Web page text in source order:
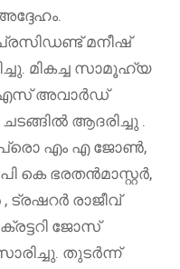
മനീഷ്
മികച്ച സാമൂഹ്യ
അവാർഡ്
ആദരിച്ചു .
പ്രൊ എം എ ജോൺ,
കെ ഭരതൻമാസ്റ്റർ,
ട്രഷറർ രാജീവ്
ജോസ്
തുടർന്ന്